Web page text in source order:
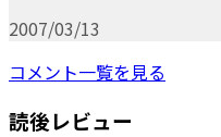
2007/03/13
コメント一覧を見る
読後レビュー